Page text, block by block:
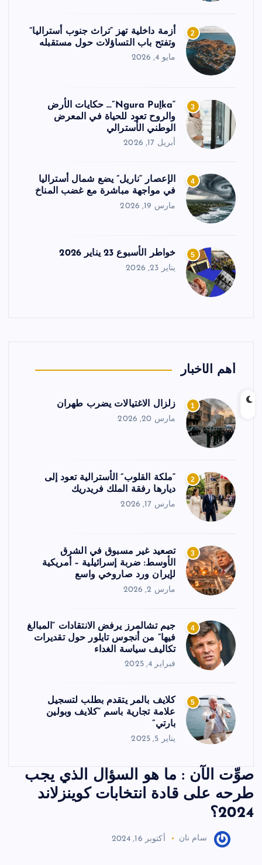
2
أزمة داخلية تهز “تراث جنوب أستراليا”
وتفتح باب التساؤلات حول مستقبله
مايو 4, 2026
3
“Ngura Puḻka”… حكايات الأرض
والروح تعود للحياة في المعرض
الوطني الأسترالي
أبريل 17, 2026
4
الإعصار “ناريل” يضع شمال أستراليا
في مواجهة مباشرة مع غضب المناخ
مارس 19, 2026
5 خواطر الأسبوع 23 يناير 2026
يناير 23, 2026
أهم الأخبار
1 زلزال الاغتيالات يضرب طهران
مارس 20, 2026
2
“ملكة القلوب” الأسترالية تعود إلى
ديارها رفقة الملك فريدريك
مارس 17, 2026
3
تصعيد غير مسبوق في الشرق
الأوسط: ضربة إسرائيلية – أمريكية
لإيران ورد صاروخي واسع
مارس 2, 2026
4
جيم تشالمرز يرفض الانتقادات “المبالغ
فيها” من أنجوس تايلور حول تقديرات
تكاليف سياسة الغداء
فبراير 4, 2025
5
كلايف بالمر يتقدم بطلب لتسجيل
علامة تجارية باسم “كلايف وبولين
بارتي”
يناير 5, 2025
صوِّت الآن : ما هو السؤال الذي يجب
طرحه على قادة انتخابات كوينزلاند
2024؟
سام نان أكتوبر 16, 2024